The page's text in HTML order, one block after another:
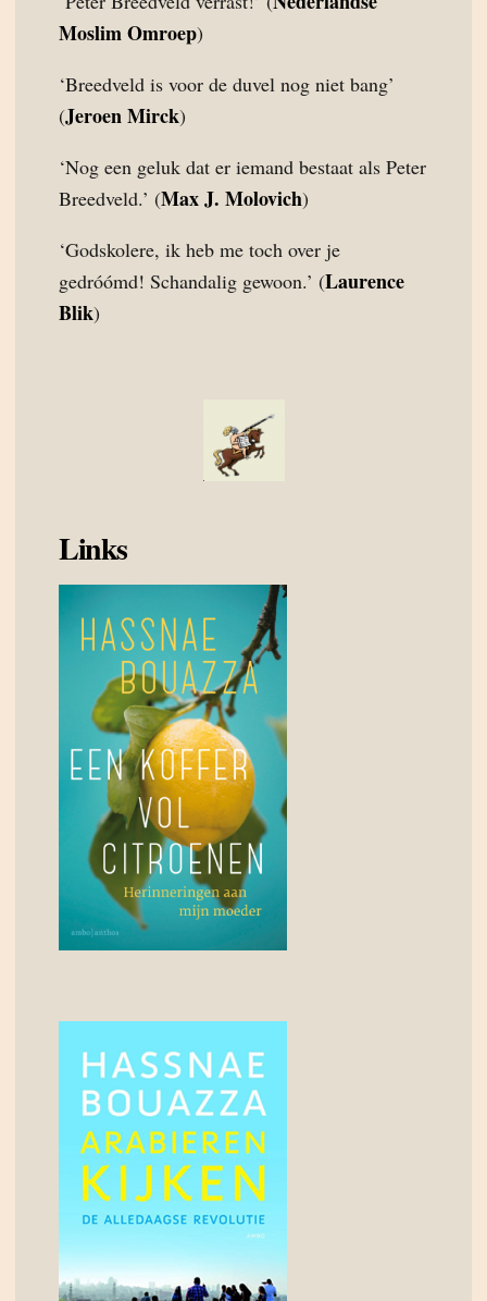
Moslim Omroep)
‘Breedveld is voor de duvel nog niet bang’
(Jeroen Mirck)
‘Nog een geluk dat er iemand bestaat als Peter
Breedveld.’ (Max J. Molovich)
‘Godskolere, ik heb me toch over je
gedróómd! Schandalig gewoon.’ (Laurence
Blik)
Links